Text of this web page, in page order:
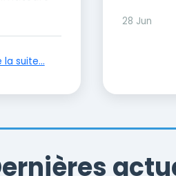
la suite...
28 Jun